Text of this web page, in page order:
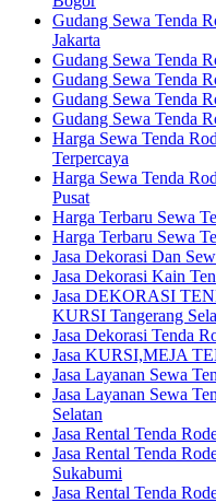
Gudang Sewa Tenda
Jakarta
Gudang Sewa Tenda
Gudang Sewa Tenda
Gudang Sewa Tenda
Gudang Sewa Tenda
Harga Sewa Tenda
Terpercaya
Harga Sewa Tenda
Pusat
Harga Terbaru Sewa
Harga Terbaru Sewa
Jasa Dekorasi Dan
Jasa Dekorasi Kain
Jasa DEKORASI
KURSI Tangerang
Jasa Dekorasi Tenda
Jasa KURSI,MEJA
Jasa Layanan Sewa
Jasa Layanan Sewa
Selatan
Jasa Rental Tenda
Jasa Rental Tenda
Sukabumi
Jasa Rental Tenda